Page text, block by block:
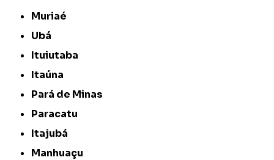
Muriaé
Ubá
Ituiutaba
Itaúna
Pará de Minas
Paracatu
Itajubá
Manhuaçu